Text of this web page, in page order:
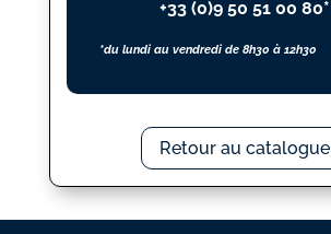
+33 (0)9 50 51 00 80*
*du lundi au vendredi de 8h30 à 12h30
Retour au catalogue